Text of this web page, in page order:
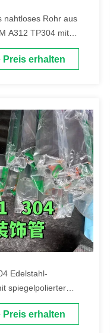
nahtloses Rohr aus
A312 TP304 mit
6–114 mm
Preis erhalten
Edelstahl-
spiegelpolierter
304 Vierkantrohr
Preis erhalten